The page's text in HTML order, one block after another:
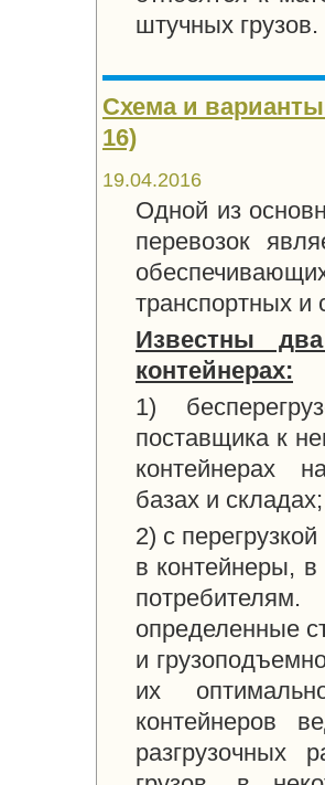
штучных грузов.
Схема и варианты
16)
19.04.2016
Одной из
перевозок
транспортных и
Известны
контейнерах:
1)
поставщика к
контейнерах
базах и складах;
2) с
в контейнеры,
определенные
и
их
контейнеров
разгрузочных